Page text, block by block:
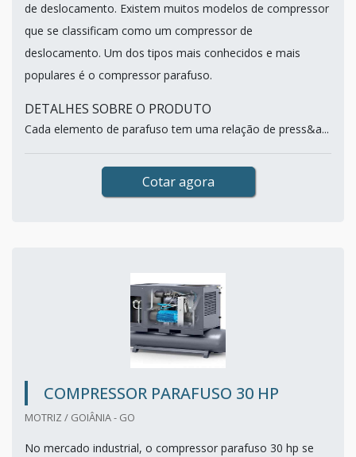
de deslocamento. Existem muitos modelos de compressor
que se classificam como um compressor de
deslocamento. Um dos tipos mais conhecidos e mais
populares é o compressor parafuso.
DETALHES SOBRE O PRODUTO
Cada elemento de parafuso tem uma relação de press&a...
Cotar agora
COMPRESSOR PARAFUSO 30 HP
MOTRIZ / GOIÂNIA - GO
No mercado industrial, o compressor parafuso 30 hp se